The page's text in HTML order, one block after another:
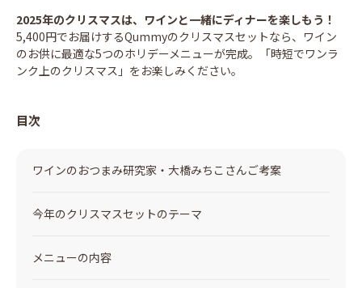
2025年のクリスマスは、ワインと一緒にディナーを楽しもう！
5,400円でお届けするQummyのクリスマスセットなら、ワイン
のお供に最適な5つのホリデーメニューが完成。「時短でワンラ
ンク上のクリスマス」をお楽しみください。
目次
ワインのおつまみ研究家・大橋みちこさんご考案
今年のクリスマスセットのテーマ
メニューの内容